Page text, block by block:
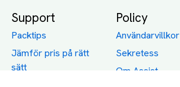
Support
Packtips
Jämför pris på rätt
sätt
Policy
Användarvillkor
Sekretess
Om Assist